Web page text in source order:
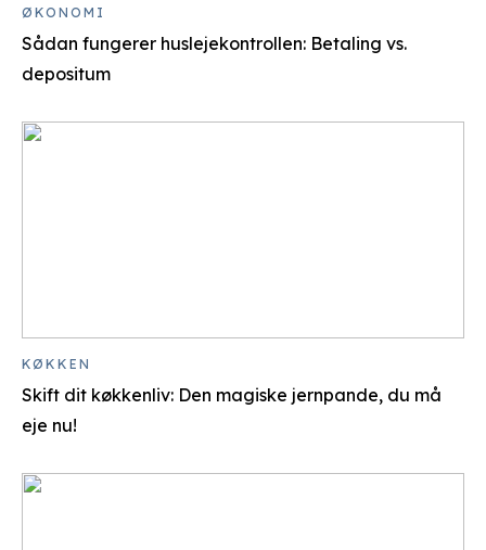
Sådan fungerer huslejekontrollen: Betaling vs.
depositum
ØKONOMI
Skift dit køkkenliv: Den magiske jernpande, du må
eje nu!
KØKKEN